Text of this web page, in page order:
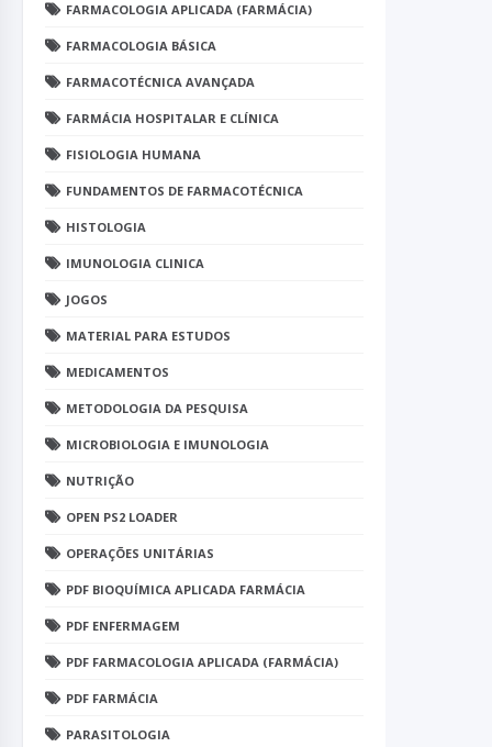
FARMACOLOGIA APLICADA (FARMÁCIA)
FARMACOLOGIA BÁSICA
FARMACOTÉCNICA AVANÇADA
FARMÁCIA HOSPITALAR E CLÍNICA
FISIOLOGIA HUMANA
FUNDAMENTOS DE FARMACOTÉCNICA
HISTOLOGIA
IMUNOLOGIA CLINICA
JOGOS
MATERIAL PARA ESTUDOS
MEDICAMENTOS
METODOLOGIA DA PESQUISA
MICROBIOLOGIA E IMUNOLOGIA
NUTRIÇÃO
OPEN PS2 LOADER
OPERAÇÕES UNITÁRIAS
PDF BIOQUÍMICA APLICADA FARMÁCIA
PDF ENFERMAGEM
PDF FARMACOLOGIA APLICADA (FARMÁCIA)
PDF FARMÁCIA
PARASITOLOGIA